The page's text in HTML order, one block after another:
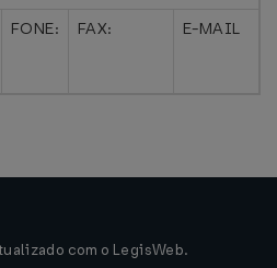
FONE: FAX: E-MAIL
com o LegisWeb.